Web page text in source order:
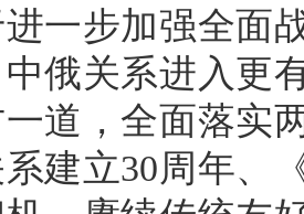
一步加强全面
俄关系进入更
道，全面落实
建立30周年、